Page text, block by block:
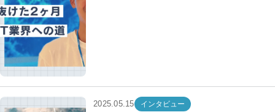
2025.05.15 インタビュー